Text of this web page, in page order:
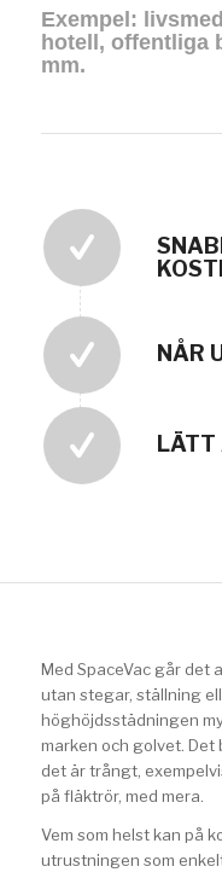
Exempel:
hotell, offentliga
mm.
NÅR
LÄTT
Med SpaceVac går det
utan stegar, ställning
höghöjdsstädningen
marken och golvet.
det är trångt,
på fläktrör, med mera.
Vem som helst kan på
utrustningen som